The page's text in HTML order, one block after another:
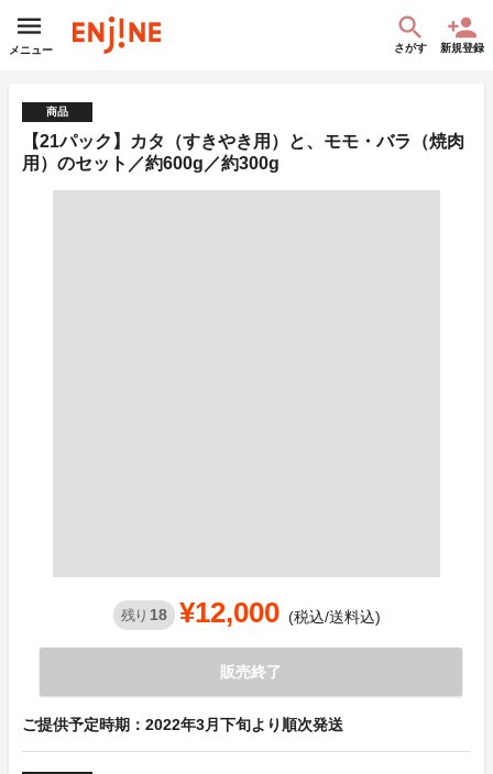
メニュー さがす 新規登録
商品
【21パック】カタ（すきやき用）と、モモ・バラ（焼肉
用）のセット／約600g／約300g
残り 18 ¥12,000 (税込/送料込)
販売終了
ご提供予定時期：2022年3月下旬より順次発送